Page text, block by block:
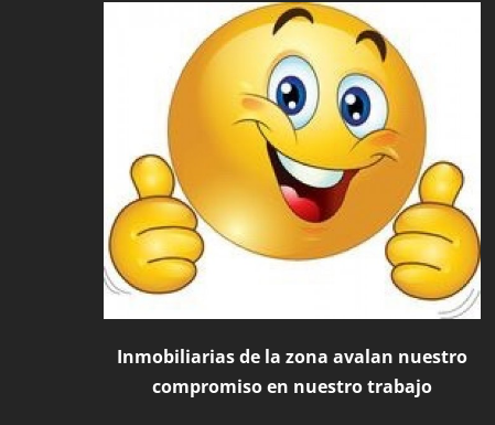
Inmobiliarias de la zona avalan nuestro
compromiso en nuestro trabajo